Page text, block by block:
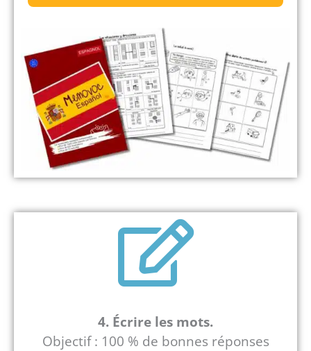
4. Écrire les mots.
Objectif : 100 % de bonnes réponses